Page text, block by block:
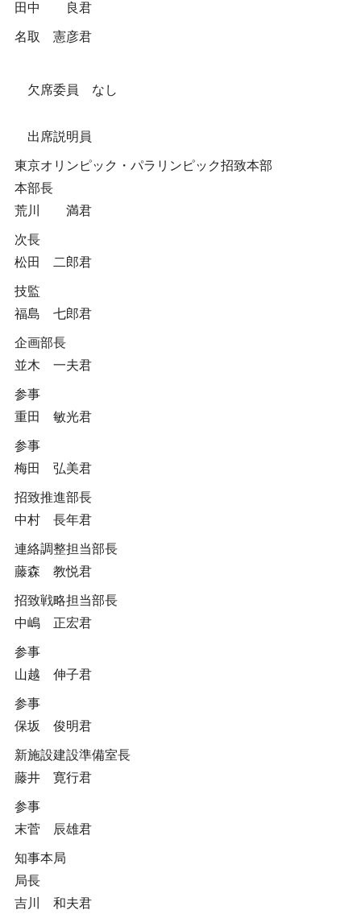
田中 良君
名取 憲彦君
欠席委員 なし
出席説明員
東京オリンピック・パラリンピック招致本部
本部長
荒川 満君
次長
松田 二郎君
技監
福島 七郎君
企画部長
並木 一夫君
参事
重田 敏光君
参事
梅田 弘美君
招致推進部長
中村 長年君
連絡調整担当部長
藤森 教悦君
招致戦略担当部長
中嶋 正宏君
参事
山越 伸子君
参事
保坂 俊明君
新施設建設準備室長
藤井 寛行君
参事
末菅 辰雄君
知事本局
局長
吉川 和夫君